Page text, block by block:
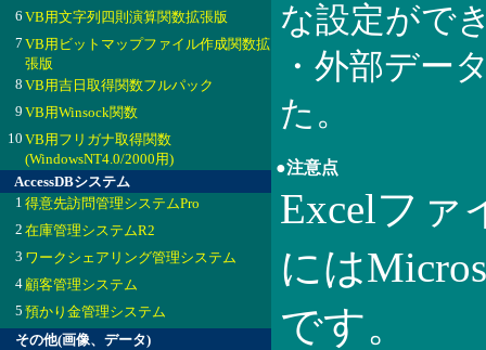
6 VB用文字列四則演算関数拡張版
7 VB用ビットマップファイル作成関数拡
張版
8 VB用吉日取得関数フルパック
9 VB用Winsock関数
10 VB用フリガナ取得関数
(WindowsNT4.0/2000用)
AccessDBシステム
1 得意先訪問管理システムPro
2 在庫管理システムR2
3 ワークシェアリング管理システム
4顧客管理システム
5 預かり金管理システム
その他(画像、データ)
な設定がで
・外部デー
た。
●注意点
Excelファ
には
です。